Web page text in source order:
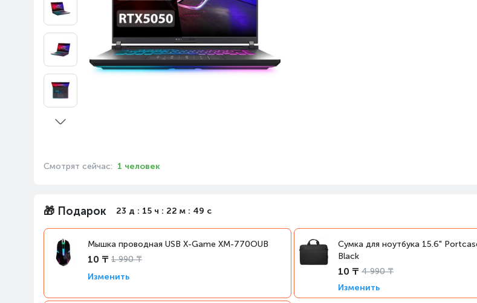
Смотрят сейчас: 1 человек
🎁 Подарок 23 д : 15 ч : 22 м : 48 с
Мышка проводная USB X-Game XM-770OUB
10 ₸ 1 990 ₸
Изменить
Сумка для ноутбука 15.6"
Black
10 ₸ 4 990 ₸
Изменить